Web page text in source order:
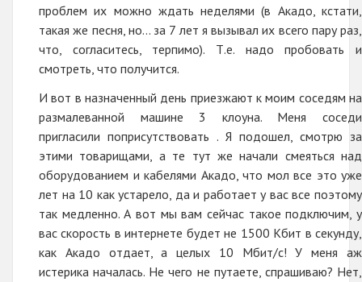
проблем их можно ждать неделями (в Акадо, кстати,
такая же песня, но... за 7 лет я вызывал их всего пару раз,
что, согласитесь, терпимо). Т.е. надо пробовать и
смотреть, что получится.
И вот в назначенный день приезжают к моим соседям на
размалеванной машине 3 клоуна. Меня соседи
пригласили поприсутствовать . Я подошел, смотрю за
этими товарищами, а те тут же начали смеяться над
оборудованием и кабелями Акадо, что мол все это уже
лет на 10 как устарело, да и работает у вас все поэтому
так медленно. А вот мы вам сейчас такое подключим, у
вас скорость в интернете будет не 1500 Кбит в секунду,
как Акадо отдает, а целых 10 Мбит/c! У меня аж
истерика началась. Не чего не путаете, спрашиваю? Нет,